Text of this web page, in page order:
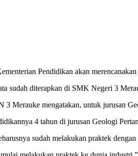
Pendidikan akan
sudah diterapkan di SMK Negeri 3
Merauke mengatakan, untuk jurusan
4 tahun di jurusan Geologi
sudah melakukan praktek